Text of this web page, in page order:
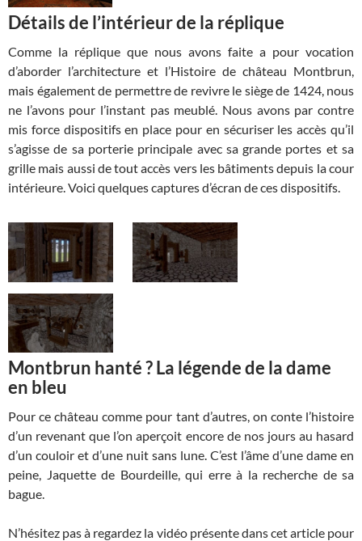
Détails de l’intérieur de la réplique
Comme la réplique que nous avons faite a pour vocation
d’aborder l’architecture et l’Histoire de château Montbrun,
mais également de permettre de revivre le siège de 1424, nous
ne l’avons pour l’instant pas meublé. Nous avons par contre
mis force dispositifs en place pour en sécuriser les accès qu’il
s’agisse de sa porterie principale avec sa grande portes et sa
grille mais aussi de tout accès vers les bâtiments depuis la cour
intérieure. Voici quelques captures d’écran de ces dispositifs.
Montbrun hanté ? La légende de la dame
en bleu
Pour ce château comme pour tant d’autres, on conte l’histoire
d’un revenant que l’on aperçoit encore de nos jours au hasard
d’un couloir et d’une nuit sans lune. C’est l’âme d’une dame en
peine, Jaquette de Bourdeille, qui erre à la recherche de sa
bague.
N’hésitez pas à regardez la vidéo présente dans cet article pour